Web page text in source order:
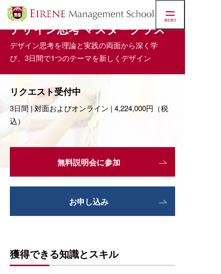
MENU
デザイン思考 マスタークラス
デザイン思考を理論と実践の両面から深く学
び、3日間で1つのテーマを新しくデザイン
リクエスト受付中
3日間 | 対面およびオンライン | 4,224,000円（税
込）
無料説明会に参加
お申し込み
獲得できる知識とスキル